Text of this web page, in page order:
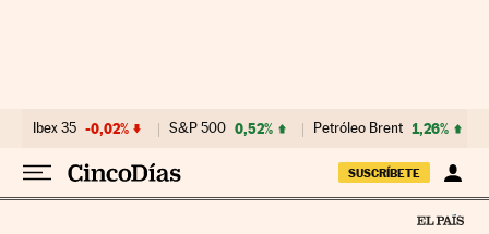
Ibex 35 -0,02% S&P 500 0,52% Petróleo Brent 1,26%
SUSCRÍBETE